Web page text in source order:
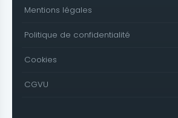
Mentions légales
Politique de confidentialité
Cookies
CGVU